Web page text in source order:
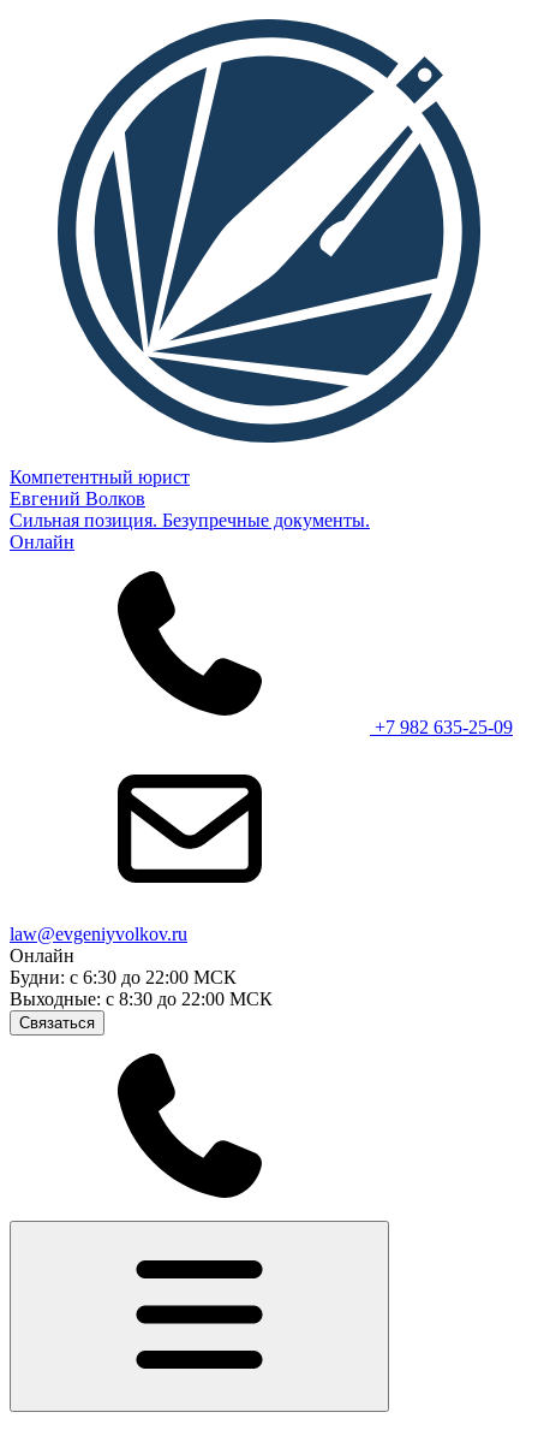
Компетентный юрист
Евгений Волков
Сильная позиция. Безупречные документы.
Онлайн
+7 982 635-25-09
law@evgeniyvolkov.ru
Онлайн
Будни: с 6:30 до 22:00 МСК
Выходные: с 8:30 до 22:00 МСК
Связаться